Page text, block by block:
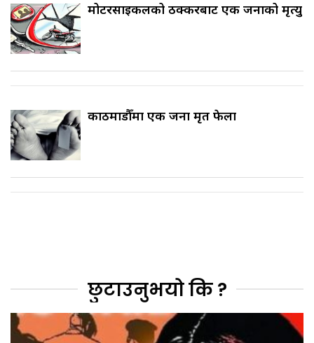
मोटरसाइकलको ठक्करबाट एक जनाको मृत्यु
काठमाडौँमा एक जना मृत फेला
छुटाउनुभयो कि ?